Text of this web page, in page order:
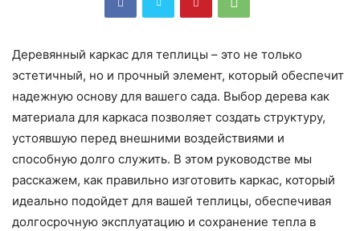
Деревянный каркас для теплицы – это не только
эстетичный, но и прочный элемент, который обеспечит
надежную основу для вашего сада. Выбор дерева как
материала для каркаса позволяет создать структуру,
устоявшую перед внешними воздействиями и
способную долго служить. В этом руководстве мы
расскажем, как правильно изготовить каркас, который
идеально подойдет для вашей теплицы, обеспечивая
долгосрочную эксплуатацию и сохранение тепла в